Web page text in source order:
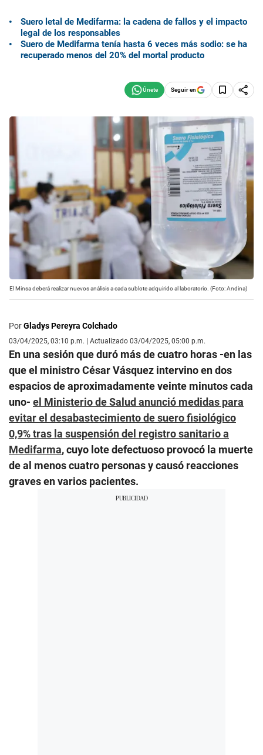
Suero letal de Medifarma: la cadena de fallos y el impacto
legal de los responsables
Suero de Medifarma tenía hasta 6 veces más sodio: se ha
recuperado menos del 20% del mortal producto
Seguir en
El Minsa deberá realizar nuevos análisis a cada sublote adquirido al laboratorio. (Foto: Andina)
PorGladys Pereyra Colchado
03/04/2025, 03:10 p.m. | Actualizado 03/04/2025, 05:00 p.m.
En una sesión que duró más de cuatro horas -en las
que el ministro César Vásquez intervino en dos
espacios de aproximadamente veinte minutos cada
uno- el Ministerio de Salud anunció medidas para
evitar el desabastecimiento de suero fisiológico
0,9% tras la suspensión del registro sanitario a
Medifarma, cuyo lote defectuoso provocó la muerte
de al menos cuatro personas y causó reacciones
graves en varios pacientes.